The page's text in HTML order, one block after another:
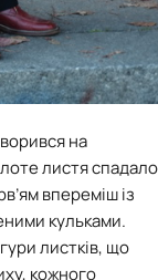
на
листя спадало
впереміш із
кульками.
листків, що
кожного